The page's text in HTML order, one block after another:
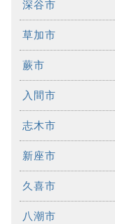
深谷市
草加市
蕨市
入間市
志木市
新座市
久喜市
八潮市